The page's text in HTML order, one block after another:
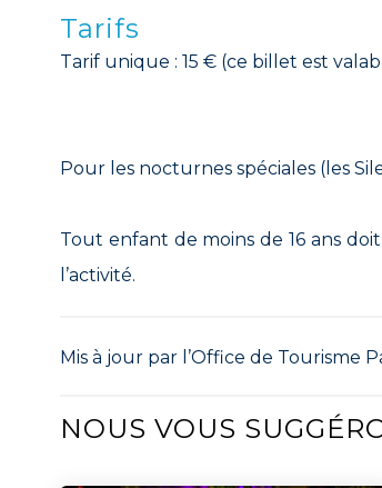
Tarifs
Tarif unique : 15 € (ce billet est
Pour les nocturnes spéciales (les
Tout enfant de moins de 16 ans
l’activité.
Mis à jour par l’Office de Tourisme
NOUS VOUS